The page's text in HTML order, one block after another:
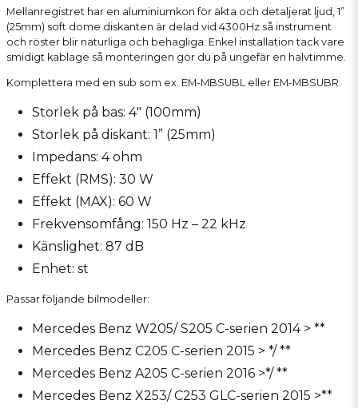
Mellanregistret har en aluminiumkon för äkta och detaljerat ljud, 1”
(25mm) soft dome diskanten är delad vid 4300Hz så instrument
och röster blir naturliga och behagliga. Enkel installation tack vare
smidigt kablage så monteringen gör du på ungefär en halvtimme.
Komplettera med en sub som ex. EM-MBSUBL eller EM-MBSUBR.
Storlek på bas: 4" (100mm)
Storlek på diskant: 1” (25mm)
Impedans: 4 ohm
Effekt (RMS): 30 W
Effekt (MAX): 60 W
Frekvensomfång: 150 Hz – 22 kHz
Känslighet: 87 dB
Enhet: st
Passar följande bilmodeller:
Mercedes Benz W205/ S205 C-serien 2014 > **
Mercedes Benz C205 C-serien 2015 > */ **
Mercedes Benz A205 C-serien 2016 >*/ **
Mercedes Benz X253/ C253 GLC-serien 2015 >**